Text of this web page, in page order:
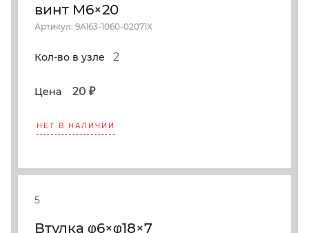
винт M6×20
Артикул: 9A163-1060-02071X
Кол-во в узле 2
Цена 20 ₽
НЕТ В НАЛИЧИИ
5
Втулка φ6×φ18×7